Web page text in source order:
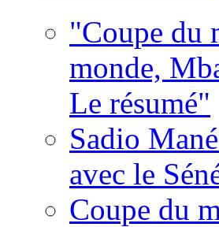
"Coupe du
monde,
Le résumé"
Sadio
avec le
Coupe du